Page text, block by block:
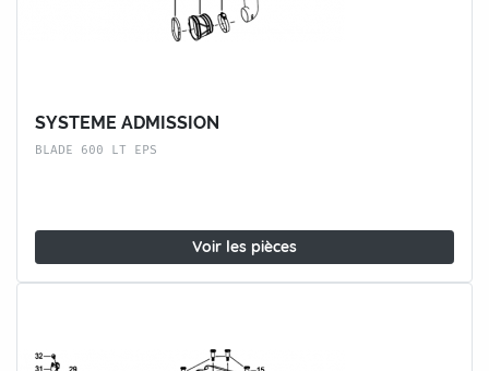
SYSTEME ADMISSION
BLADE 600 LT EPS
Voir les pièces